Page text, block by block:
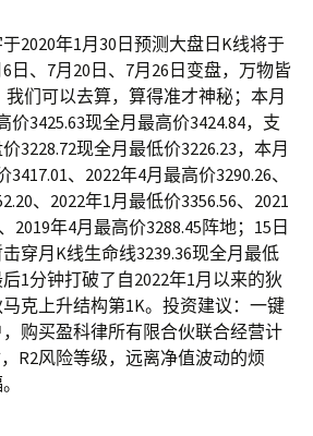
2020年1月30日预测大盘日K线将于
日、7月20日、7月26日变盘，万物皆
们可以去算，算得准才神秘；本月
价3425.63现全月最高价3424.84，支
3228.72现全月最低价3226.23，本月
、2022年4月最高价3290.26、
、2022年1月最低价3356.56、2021
2019年4月最高价3288.45阵地；15日
穿月K线生命线3239.36现全月最低
1分钟打破了自2022年1月以来的狄
克上升结构第1K。投资建议：一键
购买盈科律所有限合伙联合经营计
R2风险等级，远离净值波动的烦